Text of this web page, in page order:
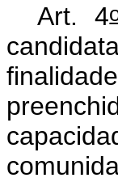
Art. 4